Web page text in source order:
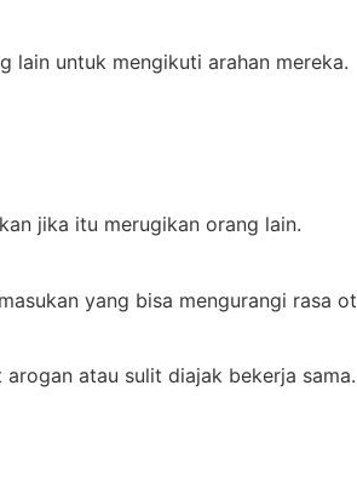
lain untuk mengikuti arahan mereka.
jika itu merugikan orang lain.
yang bisa mengurangi rasa
atau sulit diajak bekerja sama.